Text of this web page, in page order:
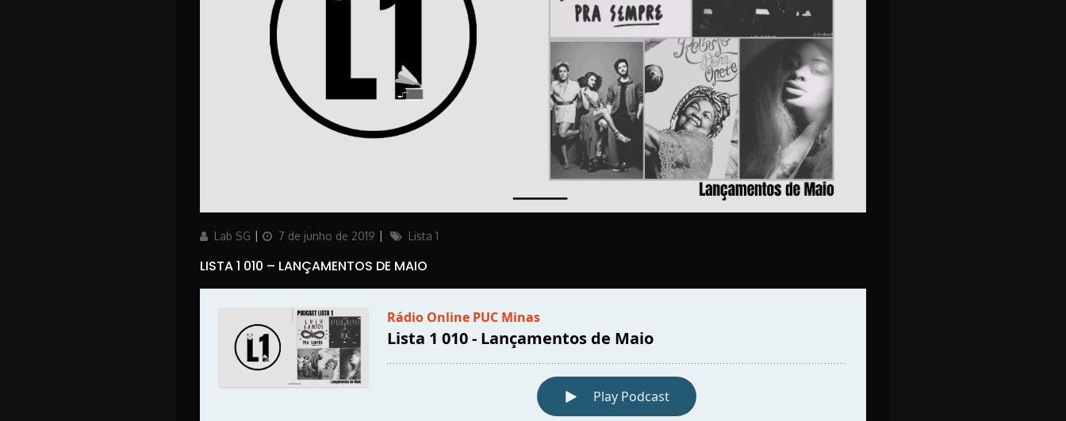
AuthorLab SG
Posted7 de junho de 2019 Categories
Lista 1
LISTA 1 010 – LANÇAMENTOS DE MAIO